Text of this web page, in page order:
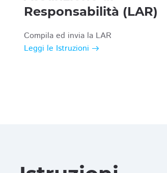
Responsabilità (LAR)
Compila ed invia la LAR
Leggi le Istruzioni